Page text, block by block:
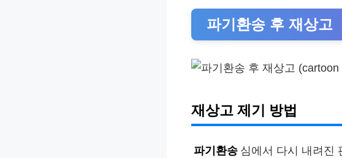
파기환송 후 재상고
재상고 제기 방법
파기환송 심에서 다시 내려진